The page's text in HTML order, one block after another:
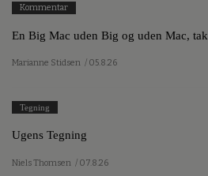
Kommentar
En Big Mac uden Big og uden Mac, tak
Marianne Stidsen / 05.8.26
Tegning
Ugens Tegning
Niels Thomsen / 07.8.26